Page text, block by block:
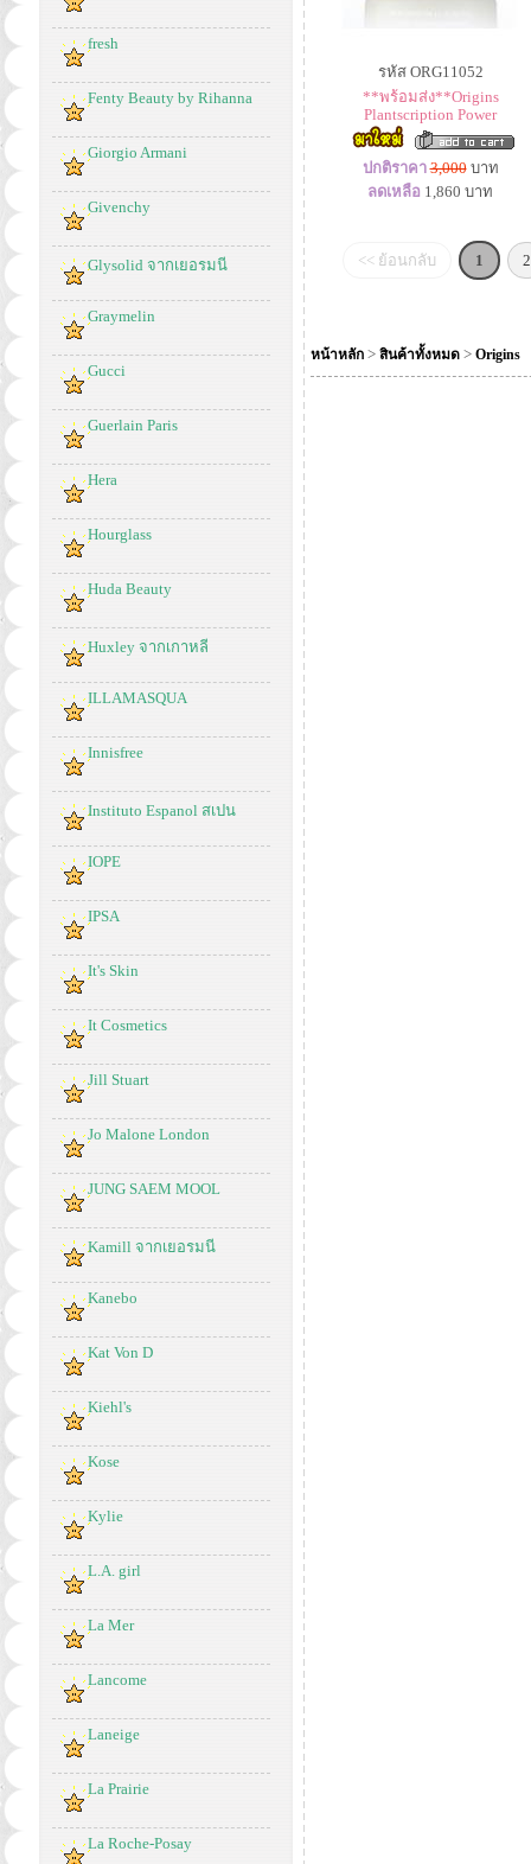
fresh
Fenty Beauty by Rihanna
Giorgio Armani
Givenchy
Glysolid จากเยอรมนี
Graymelin
Gucci
Guerlain Paris
Hera
Hourglass
Huda Beauty
Huxley จากเกาหลี
ILLAMASQUA
Innisfree
Instituto Espanol สเปน
IOPE
IPSA
It's Skin
It Cosmetics
Jill Stuart
Jo Malone London
JUNG SAEM MOOL
Kamill จากเยอรมนี
Kanebo
Kat Von D
Kiehl's
Kose
Kylie
L.A. girl
La Mer
Lancome
Laneige
La Prairie
La Roche-Posay
รหัส ORG11052
**พร้อมส่ง**Origins
Plantscription Power
ปกติราคา 3,000บาท
ลดเหลือ 1,860 บาท
<< ย้อนกลับ 1 2
หน้าหลัก > สินค้าทั้งหมด > Origins